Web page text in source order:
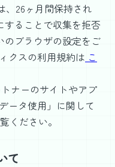
、26ヶ月間保持され
することで収集を拒否
のブラウザの設定をご
クスの利用規約は こ
ナーのサイトやアプ
ータ使用」に関して
ください。
て